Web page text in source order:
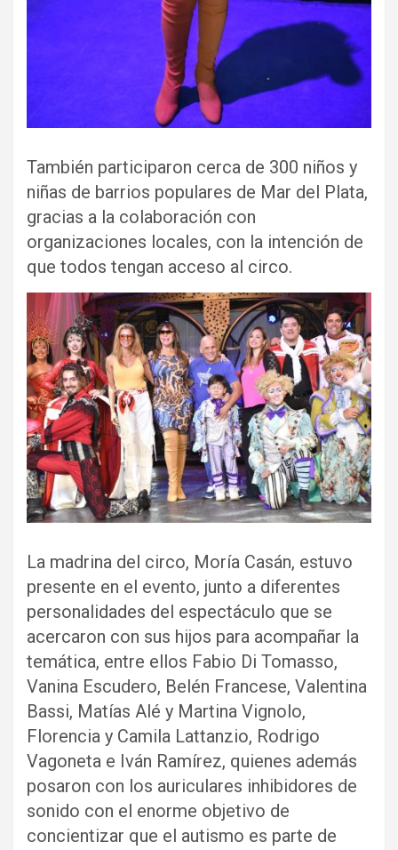
También participaron cerca de 300 niños y
niñas de barrios populares de Mar del Plata,
gracias a la colaboración con
organizaciones locales, con la intención de
que todos tengan acceso al circo.
La madrina del circo, Moría Casán, estuvo
presente en el evento, junto a diferentes
personalidades del espectáculo que se
acercaron con sus hijos para acompañar la
temática, entre ellos Fabio Di Tomasso,
Vanina Escudero, Belén Francese, Valentina
Bassi, Matías Alé y Martina Vignolo,
Florencia y Camila Lattanzio, Rodrigo
Vagoneta e Iván Ramírez, quienes además
posaron con los auriculares inhibidores de
sonido con el enorme objetivo de
concientizar que el autismo es parte de